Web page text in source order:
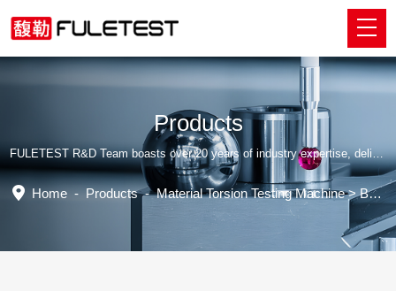
Products
FULETEST R&D Team boasts over 20 years of industry expertise, delivering tailored professional solutions.
Home - Products-Material Torsion Testing Machine>Bolt fastener torsion testing machine